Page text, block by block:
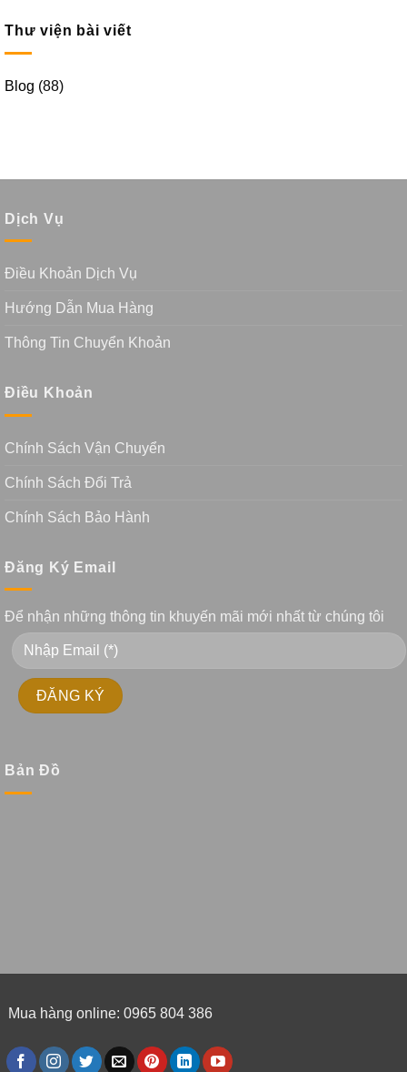
Thư viện bài viết
Blog (88)
Dịch Vụ
Điều Khoản Dịch Vụ
Hướng Dẫn Mua Hàng
Thông Tin Chuyển Khoản
Điều Khoản
Chính Sách Vận Chuyển
Chính Sách Đổi Trả
Chính Sách Bảo Hành
Đăng Ký Email
Để nhận những thông tin khuyến mãi mới nhất từ chúng tôi
Bản Đồ
Mua hàng online: 0965 804 386